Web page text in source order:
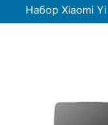
Набор Xiaomi